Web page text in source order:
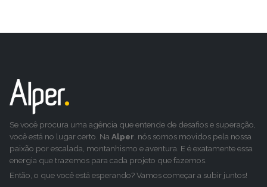
Se você procura uma agência que entende de desafios e superação,
você está no lugar certo. Na Alper , nós somos movidos pela nossa
paixão por escalada, montanhismo e aventura. E é exatamente essa
energia que trazemos para cada projeto que fazemos.
Então, o que você está esperando? Vamos começar a subir juntos!